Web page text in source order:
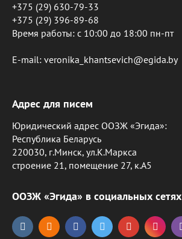
+375 (29) 630-79-33
+375 (29) 396-89-68
Время работы: c 10:00 до 18:00 пн-пт
E-mail: veronika_khantsevich@egida.by
Адрес для писем
Юридический адрес ООЗЖ «Эгида»:
Республика Беларусь
220030, г.Минск, ул.К.Маркса
строение 21, помещение 27, к.А5
ООЗЖ «Эгида» в социальных сетях